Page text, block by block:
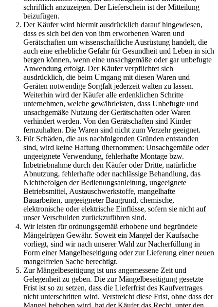
schriftlich anzuzeigen. Der Lieferschein ist der Mitteilung
beizufügen.
Der Käufer wird hiermit ausdrücklich darauf hingewiesen,
dass es sich bei den von ihm erworbenen Waren und
Gerätschaften um wissenschaftliche Ausrüstung handelt, die
auch eine erhebliche Gefahr für Gesundheit und Leben in sich
bergen können, wenn eine unsachgemäße oder gar unbefugte
Anwendung erfolgt. Der Käufer verpflichtet sich
ausdrücklich, die beim Umgang mit diesen Waren und
Geräten notwendige Sorgfalt jederzeit walten zu lassen.
Weiterhin wird der Käufer alle erdenklichen Schritte
unternehmen, welche gewährleisten, dass Unbefugte und
unsachgemäße Nutzung der Gerätschaften oder Waren
verhindert werden. Von den Gerätschaften sind Kinder
fernzuhalten. Die Waren sind nicht zum Verzehr geeignet.
Für Schäden, die aus nachfolgenden Gründen entstanden
sind, wird keine Haftung übernommen: Unsachgemäße oder
ungeeignete Verwendung, fehlerhafte Montage bzw.
Inbetriebnahme durch den Käufer oder Dritte, natürliche
Abnutzung, fehlerhafte oder nachlässige Behandlung, das
Nichtbefolgen der Bedienungsanleitung, ungeeignete
Betriebsmittel, Austauschwerkstoffe, mangelhafte
Bauarbeiten, ungeeigneter Baugrund, chemische,
elektronische oder elektrische Einflüsse, sofern sie nicht auf
unser Verschulden zurückzuführen sind.
Wir leisten für ordnungsgemäß erhobene und begründete
Mängelrügen Gewähr. Soweit ein Mangel der Kaufsache
vorliegt, sind wir nach unserer Wahl zur Nacherfüllung in
Form einer Mangelbeseitigung oder zur Lieferung einer neuen
mangelfreien Sache berechtigt.
Zur Mängelbeseitigung ist uns angemessene Zeit und
Gelegenheit zu geben. Die zur Mängelbeseitigung gesetzte
Frist ist so zu setzen, dass die Lieferfrist des Kaufvertrages
nicht unterschritten wird. Verstreicht diese Frist, ohne dass der
Mangel behoben wird, hat der Käufer das Recht, unter den